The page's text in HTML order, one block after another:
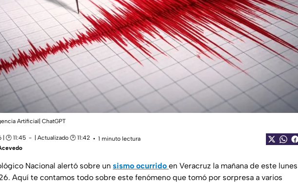
Artificial| ChatGPT
🕑 11:45 | Actualizado 🕑 11:42
1 minuto lectura
Nacional alertó sobre un sismo ocurrido en Veracruz la mañana de este lunes
Aquí te contamos todo sobre este fenómeno que tomó por sorpresa a varios